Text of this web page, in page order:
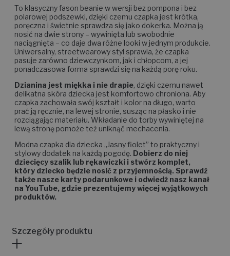
To klasyczny fason beanie w wersji bez pompona i bez
polarowej podszewki, dzięki czemu czapka jest krótka,
poręczna i świetnie sprawdza się jako dokerka. Można ją
nosić na dwie strony – wywinięta lub swobodnie
naciągnięta – co daje dwa różne looki w jednym produkcie.
Uniwersalny, streetwearowy styl sprawia, że czapka
pasuje zarówno dziewczynkom, jak i chłopcom, a jej
ponadczasowa forma sprawdzi się na każdą porę roku.
Dzianina jest miękka i nie drapie, dzięki czemu nawet
delikatna skóra dziecka jest komfortowo chroniona. Aby
czapka zachowała swój kształt i kolor na długo, warto
prać ją ręcznie, na lewej stronie, susząc na płasko i nie
rozciągając materiału. Wkładanie do torby wywiniętej na
lewą stronę pomoże też uniknąć mechacenia.
Modna czapka dla dziecka „Jasny fiolet” to praktyczny i
stylowy dodatek na każdą pogodę. Dobierz do niej
dziecięcy szalik lub rękawiczki i stwórz komplet,
który dziecko będzie nosić z przyjemnością. Sprawdź
także nasze karty podarunkowe i odwiedź nasz kanał
na YouTube, gdzie prezentujemy więcej wyjątkowych
produktów.
Szczegóły produktu